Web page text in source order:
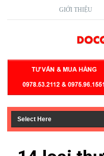
GIỚI THIỆU